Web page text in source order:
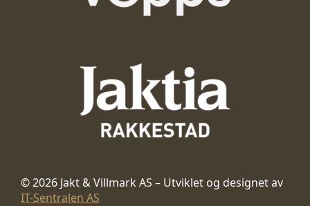
© 2026 Jakt & Villmark AS – Utviklet og designet av
IT-Sentralen AS